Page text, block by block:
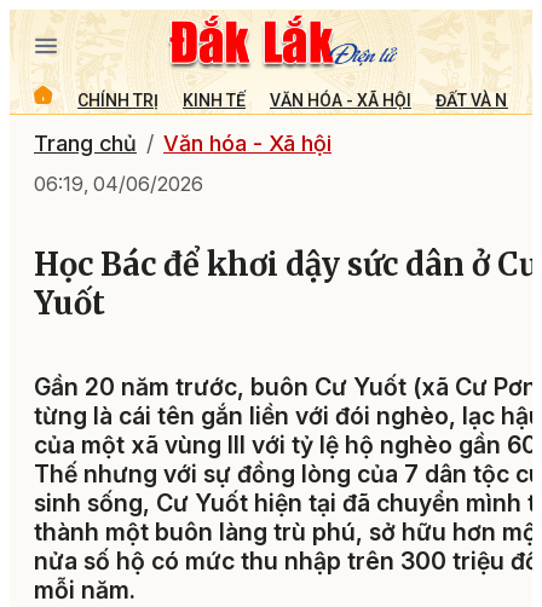
CHÍNH TRỊ KINH TẾ VĂN HÓA - XÃ HỘI ĐẤT VÀ
Trang chủ Văn hóa - Xã hội
06:19, 04/06/2026
Học Bác để khơi dậy sức dân ở Cư
Yuốt
Gần 20 năm trước, buôn Cư Yuốt (xã Cư
từng là cái tên gắn liền với đói nghèo, lạc hậu
của một xã vùng III với tỷ lệ hộ nghèo gần
Thế nhưng với sự đồng lòng của 7 dân tộc
sinh sống, Cư Yuốt hiện tại đã chuyển mình
thành một buôn làng trù phú, sở hữu hơn
nửa số hộ có mức thu nhập trên 300 triệu
mỗi năm.